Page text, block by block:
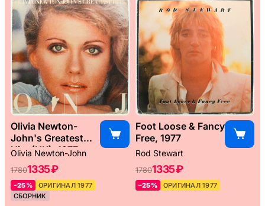
Olivia Newton-
John's Greatest
Hits (UK), 1977
Olivia Newton-John
17801335 ₽
–25%
ОРИГИНАЛ 1977
СБОРНИК
Foot Loose & Fancy
Free, 1977
Rod Stewart
17801335 ₽
–25% ОРИГИНАЛ 1977